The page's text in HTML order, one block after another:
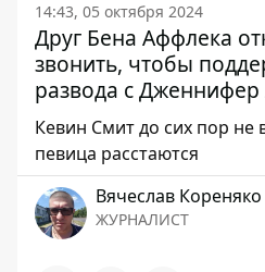
14:43, 05 октября 2024
Друг Бена Аффлека
звонить, чтобы
развода с
Кевин Смит до сих пор не
певица расстаются
Вячеслав Кореняко
ЖУРНАЛИСТ